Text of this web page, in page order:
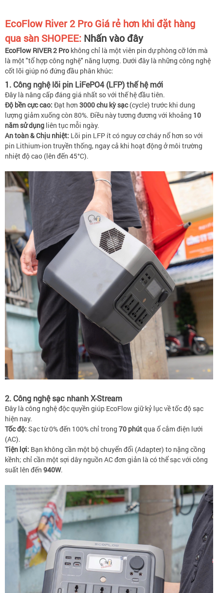
EcoFlow River 2 ProGiá rẻ hơn khi đặt hàng
qua sàn SHOPEE: Nhấn vào đây
EcoFlow RIVER 2 Pro không chỉ là một viên pin dự phòng cỡ lớn mà
là một "tổ hợp công nghệ" năng lượng. Dưới đây là những công nghệ
cốt lõi giúp nó đứng đầu phân khúc:
1. Công nghệ lõi pin LiFePO4 (LFP) thế hệ mới
Đây là nâng cấp đáng giá nhất so với thế hệ đầu tiên.
Độ bền cực cao: Đạt hơn 3000 chu kỳ sạc(cycle) trước khi dung
lượng giảm xuống còn 80%. Điều này tương đương với khoảng 10
năm sử dụng liên tục mỗi ngày.
An toàn & Chịu nhiệt: Lõi pin LFP ít có nguy cơ cháy nổ hơn so với
pin Lithium-ion truyền thống, ngay cả khi hoạt động ở môi trường
nhiệt độ cao (lên đến 45°C).
2. Công nghệ sạc nhanh X-Stream
Đây là công nghệ độc quyền giúp EcoFlow giữ kỷ lục về tốc độ sạc
hiện nay.
Tốc độ: Sạc từ 0% đến 100% chỉ trong 70 phútqua ổ cắm điện lưới
(AC).
Tiện lợi: Bạn không cần một bộ chuyển đổi (Adapter) to nặng cồng
kềnh; chỉ cần một sợi dây nguồn AC đơn giản là có thể sạc với công
suất lên đến 940W.